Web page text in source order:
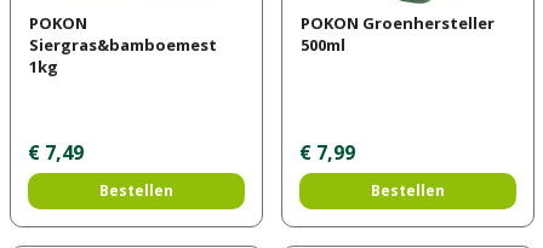
POKON
Siergras&bamboemest
1kg
€ 7,49
Bestellen
POKON Groenhersteller
500ml
€ 7,99
Bestellen